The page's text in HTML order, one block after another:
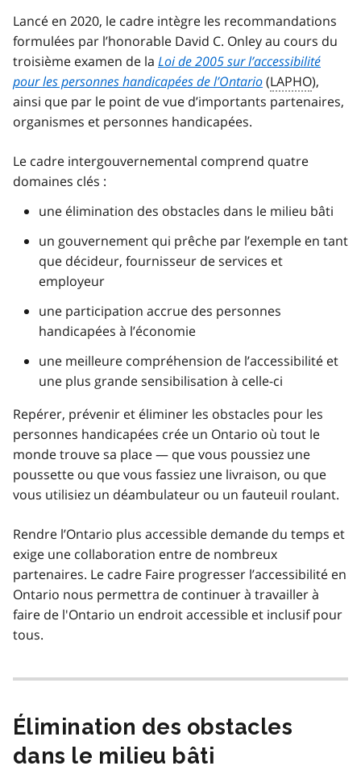
t
n
o
t
Lancé en 2020, le cadre intègre les recommandations
formulées par l’honorable David C. Onley au cours du
troisième examen de la Loi de 2005 sur l’accessibilité
pour les personnes handicapées de l’Ontario(LAPHO),
ainsi que par le point de vue d’importants partenaires,
organismes et personnes handicapées.
Le cadre intergouvernemental comprend quatre
domaines clés :
une élimination des obstacles dans le milieu bâti
un gouvernement qui prêche par l’exemple en tant
que décideur, fournisseur de services et
employeur
une participation accrue des personnes
handicapées à l’économie
une meilleure compréhension de l’accessibilité et
une plus grande sensibilisation à celle-ci
Repérer, prévenir et éliminer les obstacles pour les
personnes handicapées crée un Ontario où tout le
monde trouve sa place — que vous poussiez une
poussette ou que vous fassiez une livraison, ou que
vous utilisiez un déambulateur ou un fauteuil roulant.
Rendre l’Ontario plus accessible demande du temps et
exige une collaboration entre de nombreux
partenaires. Le cadre Faire progresser l’accessibilité en
Ontario nous permettra de continuer à travailler à
faire de l'Ontario un endroit accessible et inclusif pour
tous.
Élimination des obstacles
dans le milieu bâti